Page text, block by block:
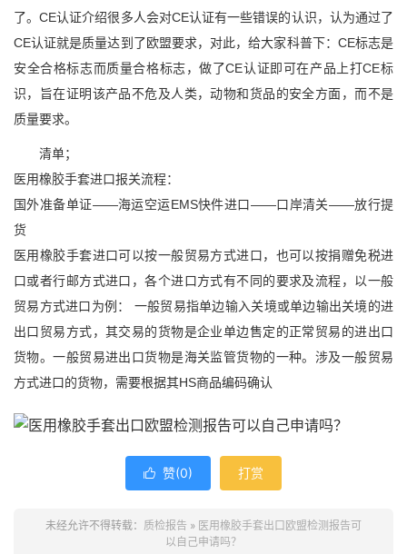
了。CE认证介绍很多人会对CE认证有一些错误的认识，认为通过了
CE认证就是质量达到了欧盟要求，对此，给大家科普下：CE标志是
安全合格标志而质量合格标志，做了CE认证即可在产品上打CE标
识，旨在证明该产品不危及人类，动物和货品的安全方面，而不是
质量要求。
清单；
医用橡胶手套进口报关流程：
国外准备单证——海运空运EMS快件进口——口岸清关——放行提
货
医用橡胶手套进口可以按一般贸易方式进口，也可以按捐赠免税进
口或者行邮方式进口，各个进口方式有不同的要求及流程，以一般
贸易方式进口为例： 一般贸易指单边输入关境或单边输出关境的进
出口贸易方式，其交易的货物是企业单边售定的正常贸易的进出口
货物。一般贸易进出口货物是海关监管货物的一种。涉及一般贸易
方式进口的货物，需要根据其HS商品编码确认
 赞(0) 打赏
未经允许不得转载： 质检报告 » 医用橡胶手套出口欧盟检测报告可
以自己申请吗？